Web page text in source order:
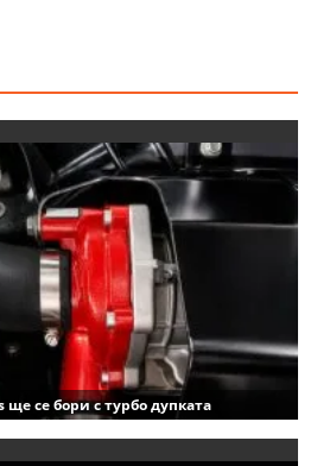
се бори с турбо дупката